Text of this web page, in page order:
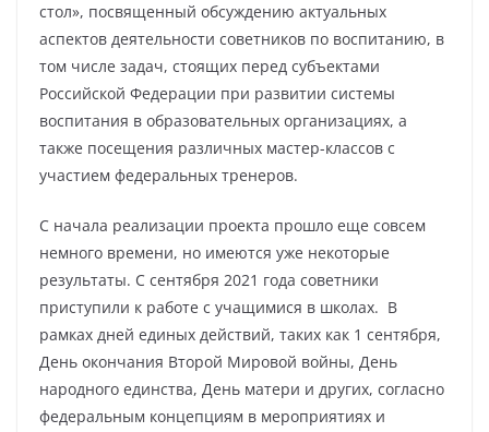
стол», посвященный обсуждению актуальных
аспектов деятельности советников по воспитанию, в
том числе задач, стоящих перед субъектами
Российской Федерации при развитии системы
воспитания в образовательных организациях, а
также посещения различных мастер-классов с
участием федеральных тренеров.
С начала реализации проекта прошло еще совсем
немного времени, но имеются уже некоторые
результаты. С сентября 2021 года советники
приступили к работе с учащимися в школах. В
рамках дней единых действий, таких как 1 сентября,
День окончания Второй Мировой войны, День
народного единства, День матери и других, согласно
федеральным концепциям в мероприятиях и